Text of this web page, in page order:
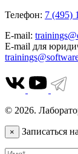
Телефон: 7 (495)
E-mail:
E-mail для
© 2026.
× Записаться